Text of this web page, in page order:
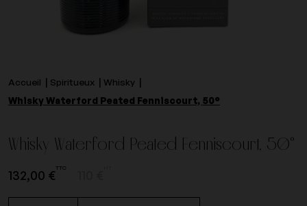
Accueil Spiritueux
Whisky
Whisky Waterford Peated Fenniscourt, 50°
Whisky Waterford Peated Fenniscourt, 50°
132,00 € TTC